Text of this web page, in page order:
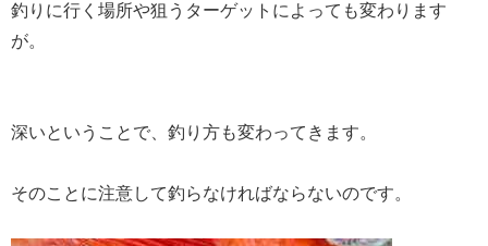
釣りに行く場所や狙うターゲットによっても変わります
が。
深いということで、釣り方も変わってきます。
そのことに注意して釣らなければならないのです。